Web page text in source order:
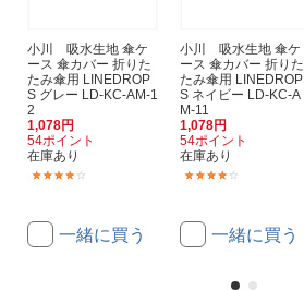
小川 吸水生地 傘ケ
ース 傘カバー 折りた
たみ傘用 LINEDROP
S グレー LD-KC-AM-1
2
1,078円
54ポイント
在庫あり
一緒に買う
小川 吸水生地 傘ケ
ース 傘カバー 折りた
たみ傘用 LINEDROP
S ネイビー LD-KC-A
M-11
1,078円
54ポイント
在庫あり
一緒に買う